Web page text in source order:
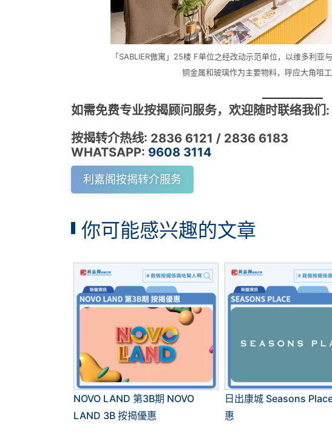
「SABLIER傲寓」25楼 F单位之经改动示范单位，以维多利亚
铜金属和玻璃作为主要物料，呼应大角咀工
如需免费专业按揭顾问服务，欢迎随时联络我们:
按揭转介热线: 2836 6121 / 2836 6183
WHATSAPP: 9608 3114
利嘉阁按揭转介服务
你可能感兴趣的文章
NOVO LAND 第3B期 NOVO
LAND 3B 按揭優惠
日出康城 Seasons
惠